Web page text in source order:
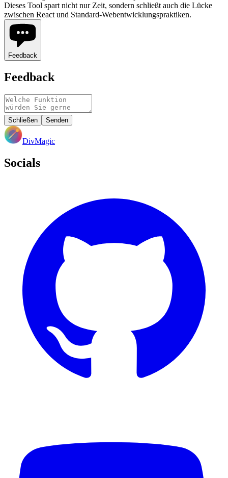
Dieses Tool spart nicht nur Zeit, sondern schließt auch die Lücke
zwischen React und Standard-Webentwicklungspraktiken.
Feedback
Feedback
Schließen Senden
DivMagic
Socials